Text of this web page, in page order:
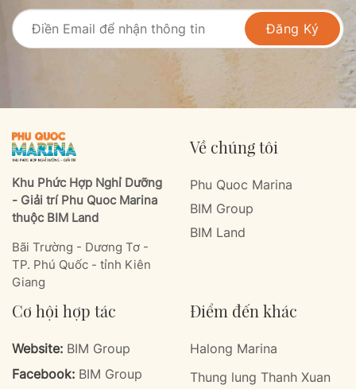
Đăng Ký
Khu Phức Hợp Nghỉ Dưỡng
- Giải trí Phu Quoc Marina
thuộc BIM Land
Bãi Trường - Dương Tơ -
TP. Phú Quốc - tỉnh Kiên
Giang
Về chúng tôi
Phu Quoc Marina
BIM Group
BIM Land
Cơ hội hợp tác
Website: BIM Group
Facebook: BIM Group
Điểm đến khác
Halong Marina
Thung lung Thanh Xuan